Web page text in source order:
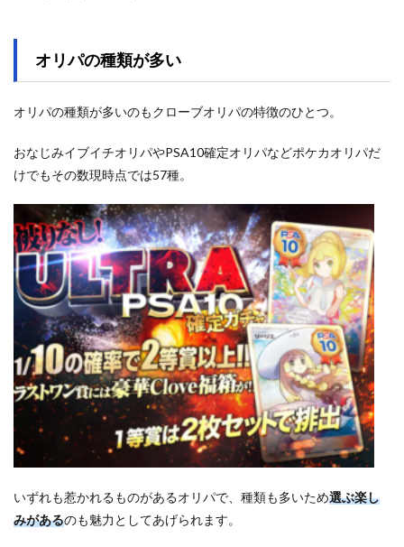
オリパの種類が多い
オリパの種類が多いのもクローブオリパの特徴のひとつ。
おなじみイブイチオリパやPSA10確定オリパなどポケカオリパだ
けでもその数現時点では57種。
いずれも惹かれるものがあるオリパで、種類も多いため選ぶ楽し
みがあるのも魅力としてあげられます。